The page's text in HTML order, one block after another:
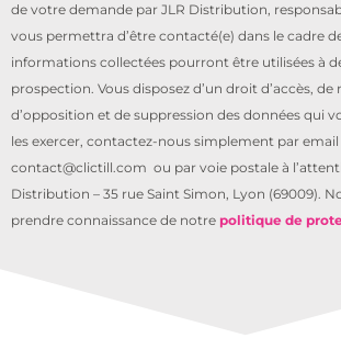
de votre demande par JLR Distribution,
vous permettra d’être contacté(e) dans le cadre
informations collectées pourront être utilisées à
prospection. Vous disposez d’un droit d’accès,
d’opposition et de suppression des données qui
les exercer, contactez-nous simplement par email
contact@clictill.com ou par voie postale à
Distribution – 35 rue Saint Simon, Lyon (69009).
prendre connaissance de notre politique de